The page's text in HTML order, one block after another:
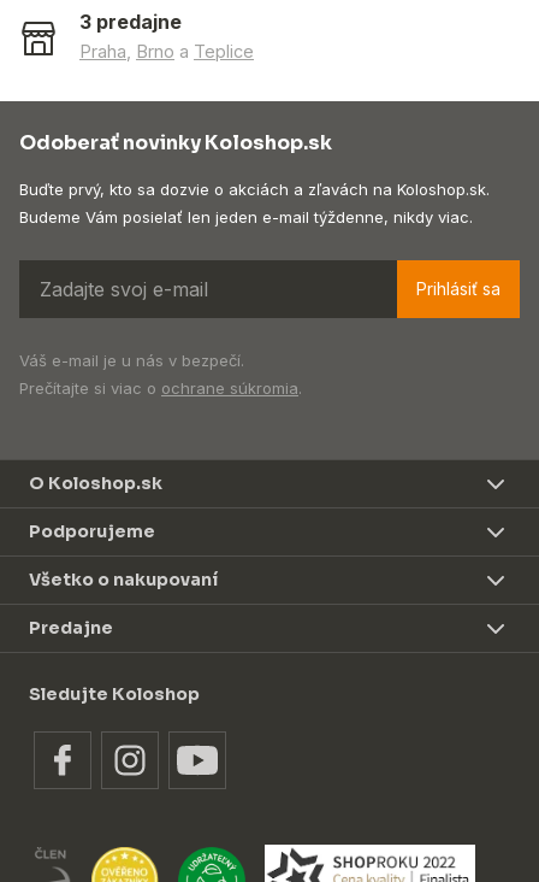
3 predajne
Praha Brno a Teplice
Odoberať novinky Koloshop.sk
Buďte prvý, kto sa dozvie o akciách a zľavách na Koloshop.sk.
Budeme Vám posielať len jeden e-mail týždenne, nikdy viac.
Prihlásiť sa
Váš e-mail je u nás v bezpečí.
Prečítajte si viac o ochrane súkromia.
O Koloshop.sk
Podporujeme
Všetko o nakupovaní
Predajne
Sledujte Koloshop